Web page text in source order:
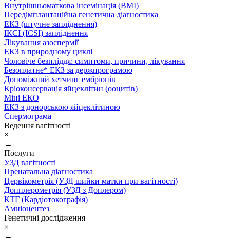
Внутрішньоматкова інсемінація (ВМІ)
Передімплантаційна генетична діагностика
ЕКЗ (штучне запліднення)
ІКСІ (ICSI) запліднення
Лікування азоспермії
ЕКЗ в природному циклі
Чоловіче безпліддя: симптоми, причини, лікування
Безоплатне* ЕКЗ за держпрограмою
Допоміжний хетчинг ембріонів
Кріоконсервація яйцеклітин (ооцитів)
Міні ЕКО
ЕКЗ з донорською яйцеклітиною
Спермограма
Ведення вагітності
×
←
Послуги
УЗД вагітності
Пренатальна діагностика
Цервікометрія (УЗД шийки матки при вагітності)
Допплерометрія (УЗД з Доплером)
КТГ (Кардіотокографія)
Амніоцентез
Генетичні дослідження
×
←